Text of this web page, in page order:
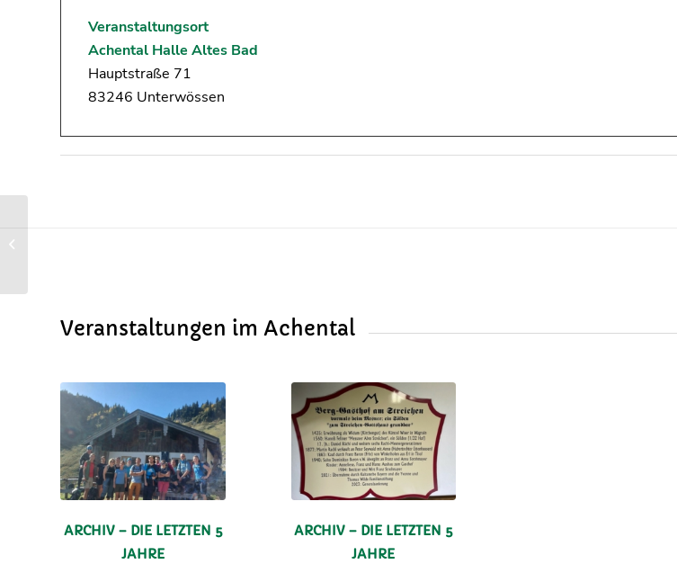
Veranstaltungsort
Achental Halle Altes Bad
Hauptstraße 71
83246 Unterwössen
Veranstaltungen im Achental
ARCHIV – DIE LETZTEN 5
JAHRE
ARCHIV – DIE LETZTEN 5
JAHRE